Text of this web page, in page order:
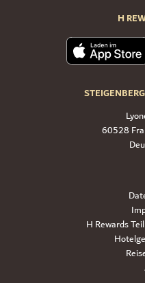
H
60528
H Rewards